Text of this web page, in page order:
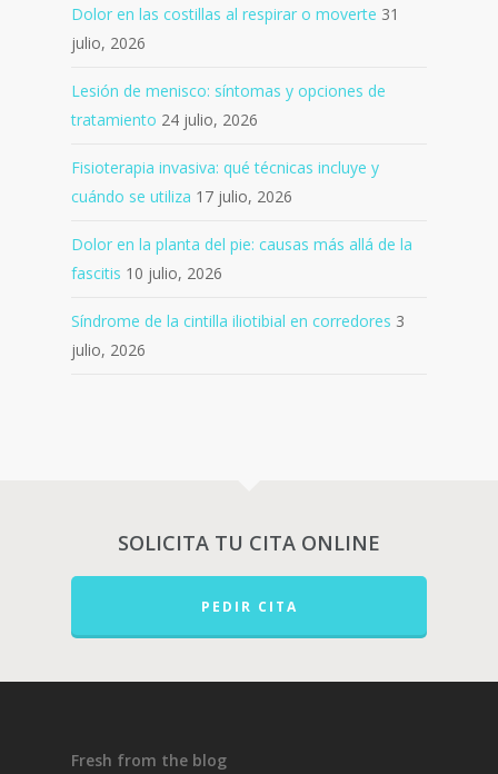
Dolor en las costillas al respirar o moverte 31
julio, 2026
Lesión de menisco: síntomas y opciones de
tratamiento 24 julio, 2026
Fisioterapia invasiva: qué técnicas incluye y
cuándo se utiliza 17 julio, 2026
Dolor en la planta del pie: causas más allá de la
fascitis 10 julio, 2026
Síndrome de la cintilla iliotibial en corredores 3
julio, 2026
SOLICITA TU CITA ONLINE
PEDIR CITA
Fresh from the blog